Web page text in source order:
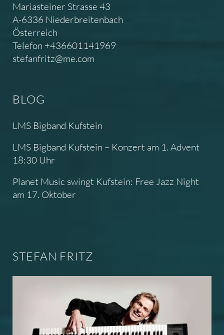
Mariasteiner Strasse 43
A-6336 Niederbreitenbach
Österreich
Telefon +436601141969
stefanfritz@me.com
BLOG
LMS Bigband Kufstein
LMS Bigband Kufstein – Konzert am 1. Advent
18:30 Uhr
Planet Music swingt Kufstein: Free Jazz Night
am 17. Oktober
STEFAN FRITZ